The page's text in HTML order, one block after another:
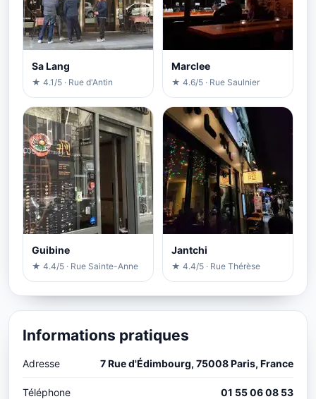
Sa Lang
★ 4.1/5 · Rue d'Antin
Marclee
★ 4.6/5 · Rue Saulnier
Guibine
★ 4.4/5 · Rue Sainte-Anne
Jantchi
★ 4.4/5 · Rue Thérèse
Informations pratiques
Adresse 7 Rue d'Édimbourg, 75008 Paris, France
Téléphone 01 55 06 08 53